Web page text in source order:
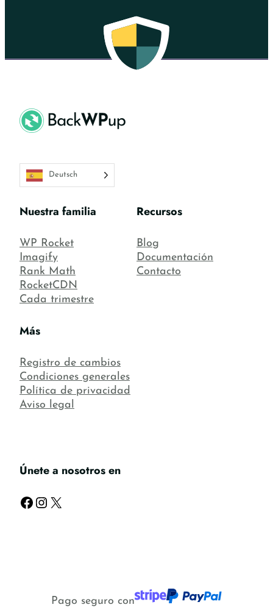
Deutsch
Nuestra familia
WP Rocket
Imagify
Rank Math
RocketCDN
Cada trimestre
Recursos
Blog
Documentación
Contacto
Más
Registro de cambios
Condiciones generales
Política de privacidad
Aviso legal
Únete a nosotros en
Facebook Instagram X
Pago seguro con